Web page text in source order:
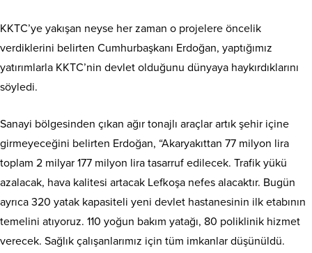
KKTC’ye yakışan neyse her zaman o projelere öncelik
verdiklerini belirten Cumhurbaşkanı Erdoğan, yaptığımız
yatırımlarla KKTC’nin devlet olduğunu dünyaya haykırdıklarını
söyledi.
Sanayi bölgesinden çıkan ağır tonajlı araçlar artık şehir içine
girmeyeceğini belirten Erdoğan, “Akaryakıttan 77 milyon lira
toplam 2 milyar 177 milyon lira tasarruf edilecek. Trafik yükü
azalacak, hava kalitesi artacak Lefkoşa nefes alacaktır. Bugün
ayrıca 320 yatak kapasiteli yeni devlet hastanesinin ilk etabının
temelini atıyoruz. 110 yoğun bakım yatağı, 80 poliklinik hizmet
verecek. Sağlık çalışanlarımız için tüm imkanlar düşünüldü.